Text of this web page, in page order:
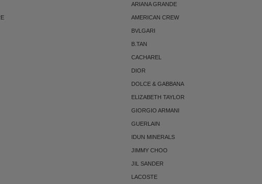
ARIANA GRANDE
AMERICAN CREW
BVLGARI
B.TAN
CACHAREL
DIOR
DOLCE & GABBANA
ELIZABETH TAYLOR
GIORGIO ARMANI
GUERLAIN
IDUN MINERALS
JIMMY CHOO
JIL SANDER
LACOSTE